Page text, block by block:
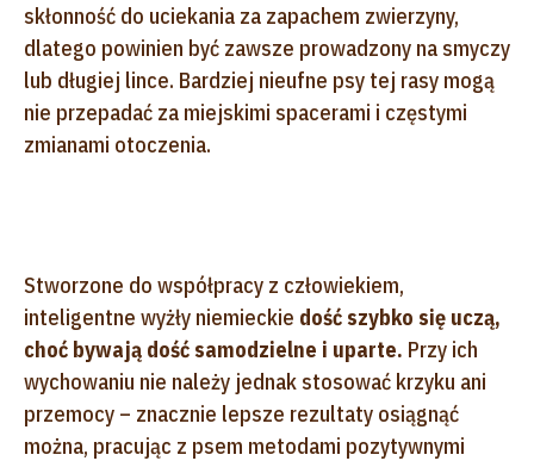
skłonność do uciekania za zapachem zwierzyny,
dlatego powinien być zawsze prowadzony na smyczy
lub długiej lince. Bardziej nieufne psy tej rasy mogą
nie przepadać za miejskimi spacerami i częstymi
zmianami otoczenia.
Stworzone do współpracy z człowiekiem,
inteligentne wyżły niemieckie dość szybko się uczą,
choć bywają dość samodzielne i uparte. Przy ich
wychowaniu nie należy jednak stosować krzyku ani
przemocy – znacznie lepsze rezultaty osiągnąć
można, pracując z psem metodami pozytywnymi